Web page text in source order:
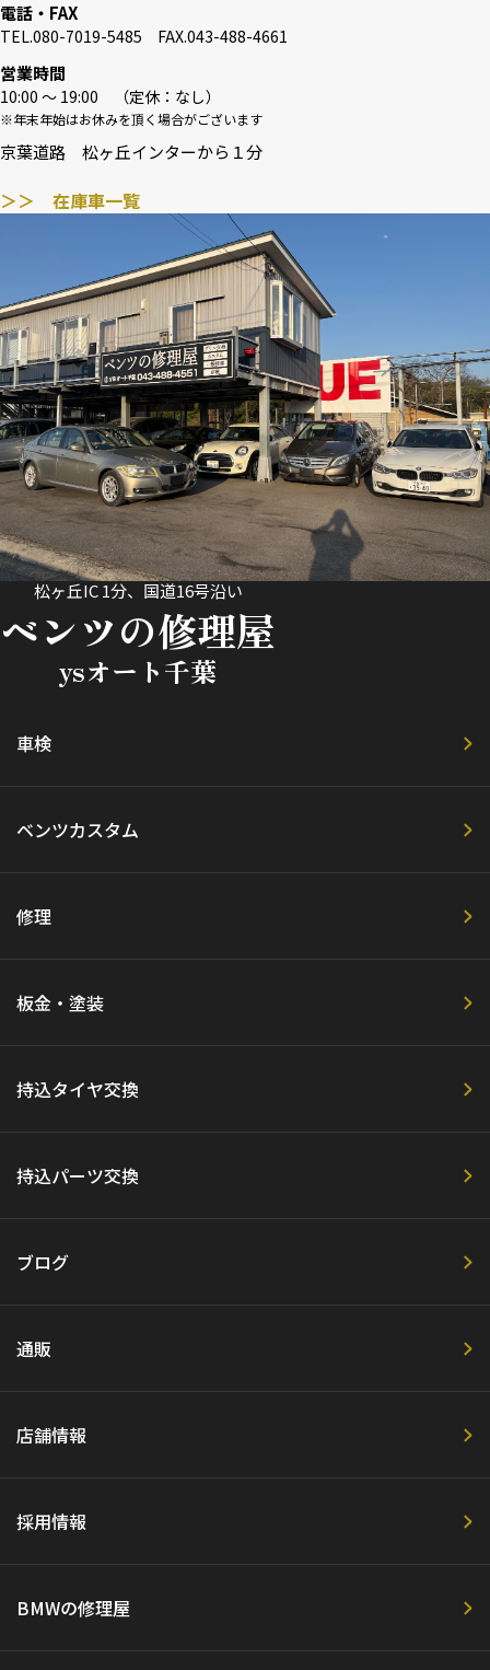
電話・FAX
TEL.080-7019-5485 FAX.043-488-4661
営業時間
10:00 〜 19:00 （定休：なし）
※年末年始はお休みを頂く場合がございます
京葉道路 松ヶ丘インターから１分
＞＞ 在庫車一覧
松ヶ丘IC 1分、国道16号沿い
ベンツの修理屋
ysオート千葉
車検
ベンツカスタム
修理
板金・塗装
持込タイヤ交換
持込パーツ交換
ブログ
通販
店舗情報
採用情報
BMWの修理屋